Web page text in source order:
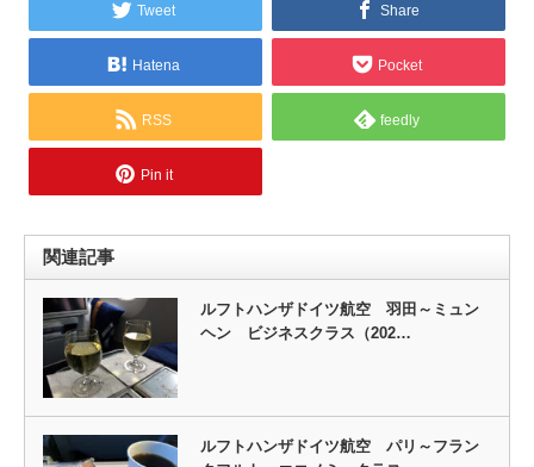
Tweet Share
Hatena Pocket
RSS feedly
Pin it
関連記事
ルフトハンザドイツ航空 羽田～ミュン
ヘン ビジネスクラス（202…
ルフトハンザドイツ航空 パリ～フラン